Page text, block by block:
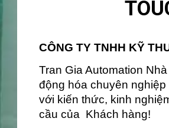
CÔNG TY TNHH KỸ
Tran Gia Automation
động hóa chuyên
với kiến thức, kinh
cầu của Khách hàng!